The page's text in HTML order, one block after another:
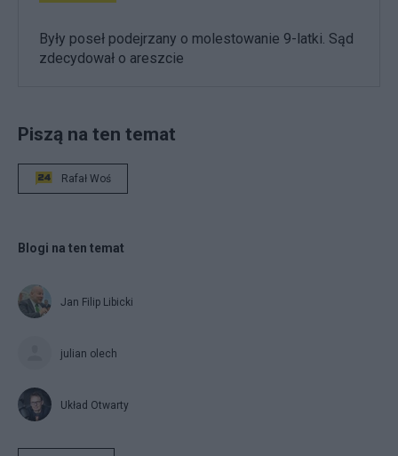
Były poseł podejrzany o molestowanie 9-latki. Sąd
zdecydował o areszcie
Piszą na ten temat
Rafał Woś
Blogi na ten temat
Jan Filip Libicki
julian olech
Układ Otwarty